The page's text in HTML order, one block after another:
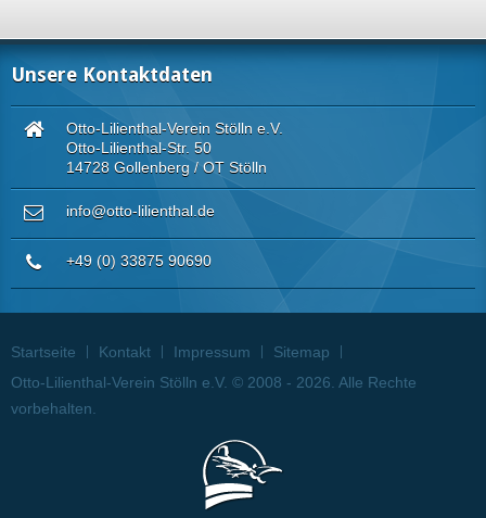
Unsere Kontaktdaten
Otto-Lilienthal-Verein Stölln e.V.
Otto-Lilienthal-Str. 50
14728 Gollenberg / OT Stölln
info@otto-lilienthal.de
+49 (0) 33875 90690
Startseite Kontakt Impressum
Sitemap
Otto-Lilienthal-Verein Stölln e.V. © 2008 - 2026. Alle Rechte
vorbehalten.